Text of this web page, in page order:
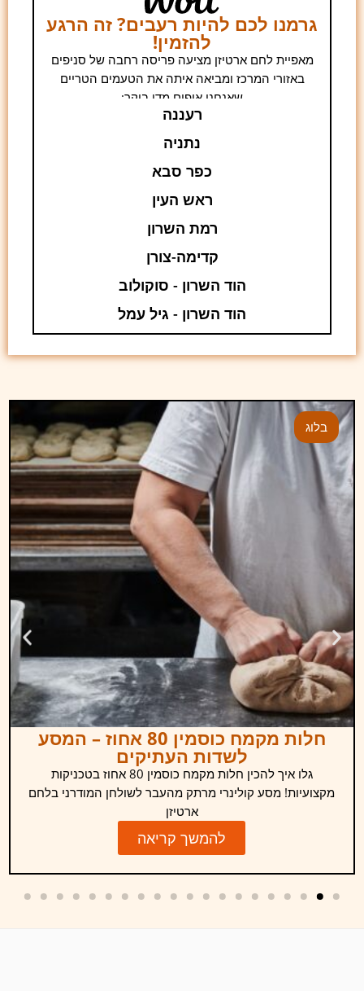
גרמנו לכם להיות רעבים? זה הרגע
להזמין!
מאפיית לחם ארטיזן מציעה פריסה רחבה של סניפים
באזורי המרכז ומביאה איתה את הטעמים הטריים
שאנחנו אופים מדי בוקר:
רעננה
נתניה
כפר סבא
ראש העין
רמת השרון
קדימה-צורן
הוד השרון - סוקולוב
הוד השרון - גיל עמל
בלוג
חלות מקמח כוסמין 80 אחוז – המסע
לשדות העתיקים
גלו איך להכין חלות מקמח כוסמין 80 אחוז בטכניקות
מקצועיות! מסע קולינרי מרתק מהעבר לשולחן המודרני בלחם
ארטיזן
להמשך קריאה